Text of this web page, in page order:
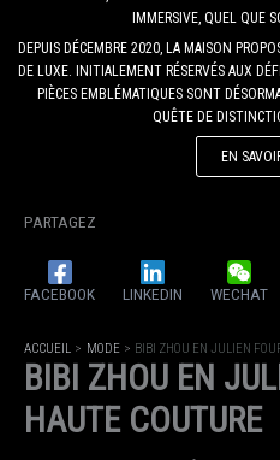
IMMERSIVE, QUEL QUE
DEPUIS DÉCEMBRE 2020, LA MAISON
DE LUXE. INITIALEMENT RÉSERVÉS AUX
PIÈCES EMBLÉMATIQUES SONT
QUÊTE DE
EN
PARTAGEZ
FACEBOOK LINKEDIN WECHAT
ACCUEIL MODE BIBI ZHOU EN JULIEN
BIBI ZHOU EN
HAUTE COUTURE